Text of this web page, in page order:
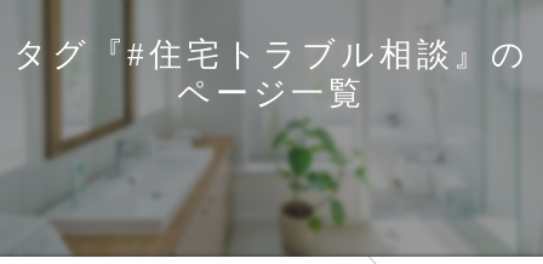
タグ『#住宅トラブル相談』の
ページ一覧